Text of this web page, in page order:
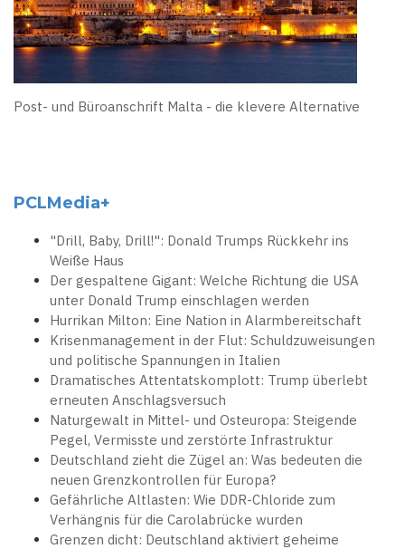
Post- und Büroanschrift Malta - die klevere Alternative
PCLMedia+
"Drill, Baby, Drill!": Donald Trumps Rückkehr ins
Weiße Haus
Der gespaltene Gigant: Welche Richtung die USA
unter Donald Trump einschlagen werden
Hurrikan Milton: Eine Nation in Alarmbereitschaft
Krisenmanagement in der Flut: Schuldzuweisungen
und politische Spannungen in Italien
Dramatisches Attentatskomplott: Trump überlebt
erneuten Anschlagsversuch
Naturgewalt in Mittel- und Osteuropa: Steigende
Pegel, Vermisste und zerstörte Infrastruktur
Deutschland zieht die Zügel an: Was bedeuten die
neuen Grenzkontrollen für Europa?
Gefährliche Altlasten: Wie DDR-Chloride zum
Verhängnis für die Carolabrücke wurden
Grenzen dicht: Deutschland aktiviert geheime